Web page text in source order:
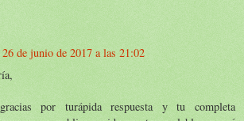
26 de junio de 2017 a las 21:02
por turápida respuesta y tu completa